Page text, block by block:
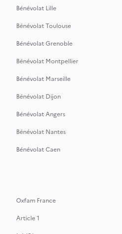
Bénévolat Lille
Bénévolat Toulouse
Bénévolat Grenoble
Bénévolat Montpellier
Bénévolat Marseille
Bénévolat Dijon
Bénévolat Angers
Bénévolat Nantes
Bénévolat Caen
Oxfam France
Article 1